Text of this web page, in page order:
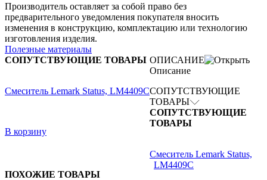
Производитель оставляет за собой право без
предварительного уведомления покупателя вносить
изменения в конструкцию, комплектацию или технологию
изготовления изделия.
Полезные материалы
СОПУТСТВУЮЩИЕ ТОВАРЫ
Смеситель Lemark Status, LM4409C
В корзину
ПОХОЖИЕ ТОВАРЫ
ОПИСАНИЕ
Описание
СОПУТСТВУЮЩИЕ
ТОВАРЫ
СОПУТСТВУЮЩИЕ
ТОВАРЫ
Смеситель Lemark Status,
LM4409C